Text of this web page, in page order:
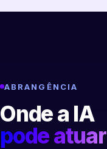
ABRANGÊNCIA
Onde a IA
pode atuar